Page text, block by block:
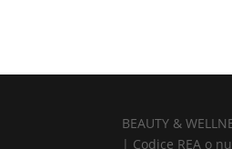
BEAUTY &
| Codice REA o